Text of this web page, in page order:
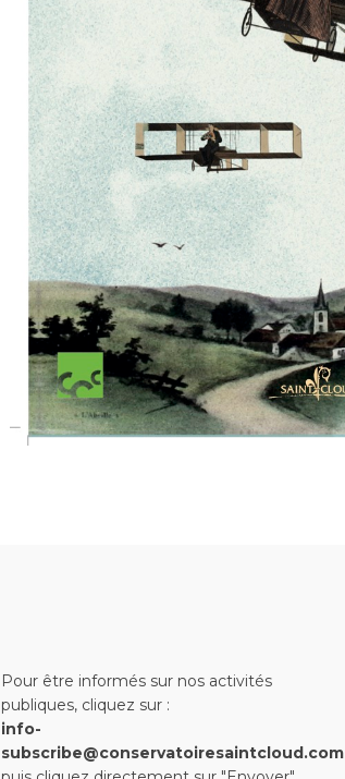
Pour être informés sur nos activités
publiques, cliquez sur :
info-
subscribe@conservatoiresaintcloud.com